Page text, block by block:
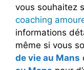
vous souhaitez
coaching
informations
même si vous
de vie au Mans